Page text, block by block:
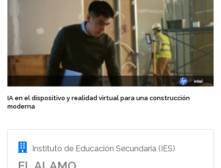
IA en el dispositivo y realidad virtual para una construcción
moderna
Instituto de Educación Secundaria (IES)